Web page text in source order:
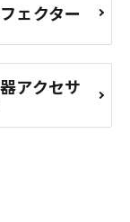
ェクター
アクセサ